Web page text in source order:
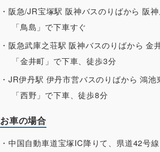
阪急/JR宝塚駅 阪神バスのりばから 阪
「鳥島」で下車すぐ
阪急武庫之荘駅 阪神バスのりばから 金
「金井町」で下車、徒歩3分
JR伊丹駅 伊丹市営バスのりばから 鴻池
「西野」で下車、徒歩8分
お車の場合
中国自動車道宝塚IC降りて、県道42号